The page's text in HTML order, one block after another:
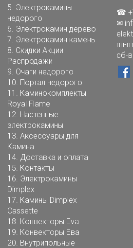
5. Электрокамины
недорого
6. Электрокамин дерево
7. Электрокамин камень
8. Скидки Акции
Распродажи
9. Очаги недорого
10. Портал недорого
11. Каминокомплекты
Royal Flame
12. Настенные
электрокамины
13. Аксессуары для
Камина
14. Доставка и оплата
15. Контакты
16. Электрокамины
Dimplex
17. Камины Dimplex
Cassette
18. Конвекторы Eva
19. Конвекторы Ева
20. Внутрипольные
☎
✉
пн-
сб-